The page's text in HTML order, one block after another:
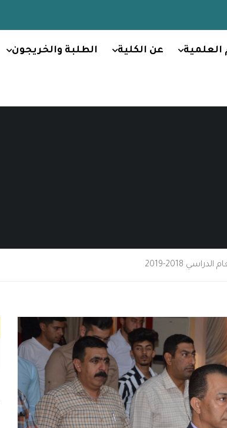
العلمية عن الكلية الطلبة والخريجون
2018-2019